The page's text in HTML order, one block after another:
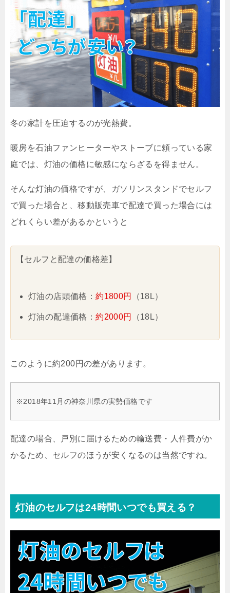
冬の家計を圧迫するのが光熱費。
暖房を石油ファンヒーターやストーブに頼っている家
庭では、灯油の価格に敏感にならざるを得ません。
そんな灯油の価格ですが、ガソリンスタンドでセルフ
で買った場合と、移動販売車で配達で買った場合には
どれくらい差があるかというと
【セルフと配達の価格差】
灯油の店頭価格：約1800円 （18L）
灯油の配達価格：約2000円 （18L）
このように約200円の差があります。
※2018年11月の神奈川県の実勢価格です
配達の場合、戸別に届けるための輸送費・人件費がか
かるため、セルフのほうが安くなるのは当然ですね。
灯油のセルフは24時間いつでも買える？